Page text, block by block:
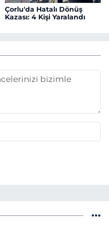
Çorlu'da Hatalı Dönüş
Kazası: 4 Kişi Yaralandı